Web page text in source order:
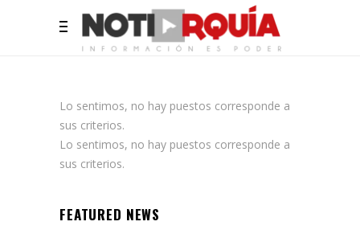
Lo sentimos, no hay puestos corresponde a
sus criterios.
Lo sentimos, no hay puestos corresponde a
sus criterios.
FEATURED NEWS